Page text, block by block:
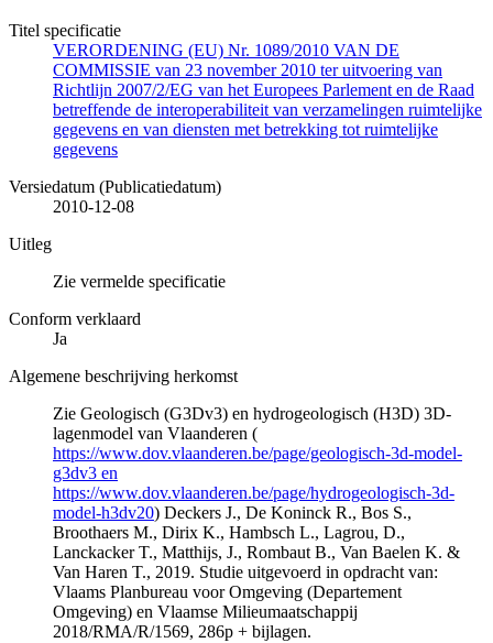
Titel specificatie
VERORDENING (EU) Nr. 1089/2010 VAN DE
COMMISSIE van 23 november 2010 ter uitvoering van
Richtlijn 2007/2/EG van het Europees Parlement en de Raad
betreffende de interoperabiliteit van verzamelingen ruimtelijke
gegevens en van diensten met betrekking tot ruimtelijke
gegevens
Versiedatum (Publicatiedatum)
2010-12-08
Uitleg
Zie vermelde specificatie
Conform verklaard
Ja
Algemene beschrijving herkomst
Zie Geologisch (G3Dv3) en hydrogeologisch (H3D) 3D-
lagenmodel van Vlaanderen (
https://www.dov.vlaanderen.be/page/geologisch-3d-model-
g3dv3 en
https://www.dov.vlaanderen.be/page/hydrogeologisch-3d-
model-h3dv20) Deckers J., De Koninck R., Bos S.,
Broothaers M., Dirix K., Hambsch L., Lagrou, D.,
Lanckacker T., Matthijs, J., Rombaut B., Van Baelen K. &
Van Haren T., 2019. Studie uitgevoerd in opdracht van:
Vlaams Planbureau voor Omgeving (Departement
Omgeving) en Vlaamse Milieumaatschappij
2018/RMA/R/1569, 286p + bijlagen.